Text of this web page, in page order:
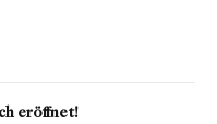
eröffnet!